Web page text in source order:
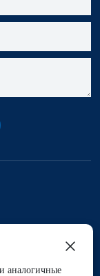
аналогичные